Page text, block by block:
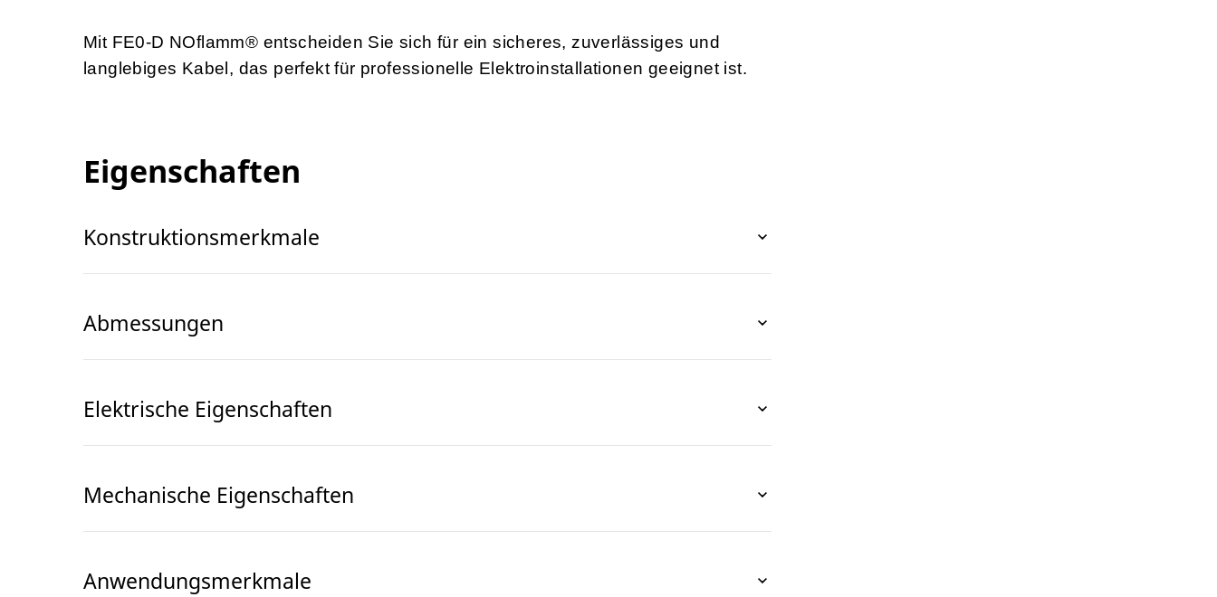
Mit FE0-D NOflamm® entscheiden Sie sich für ein sicheres, zuverlässiges und
langlebiges Kabel, das perfekt für professionelle Elektroinstallationen geeignet ist.
Eigenschaften
Konstruktionsmerkmale
Abmessungen
Elektrische Eigenschaften
Mechanische Eigenschaften
Anwendungsmerkmale